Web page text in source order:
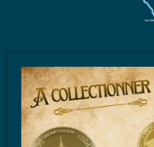
L'équipe
Brochures
Vidéos